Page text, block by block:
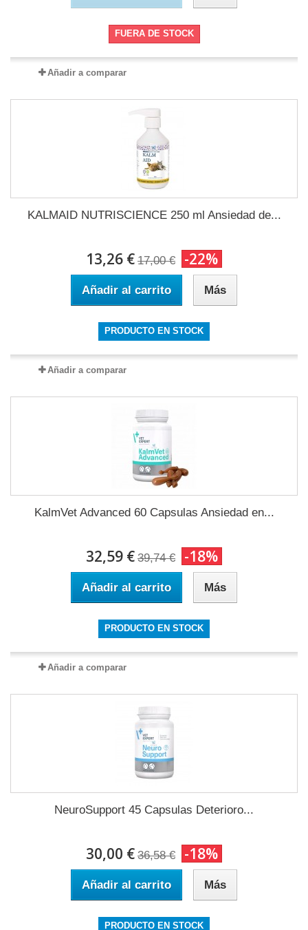
FUERA DE STOCK
Añadir a comparar
KALMAID NUTRISCIENCE 250 ml Ansiedad de...
13,26 € 17,00 € -22%
Añadir al carrito Más
PRODUCTO EN STOCK
Añadir a comparar
KalmVet Advanced 60 Capsulas Ansiedad en...
32,59 € 39,74 € -18%
Añadir al carrito Más
PRODUCTO EN STOCK
Añadir a comparar
NeuroSupport 45 Capsulas Deterioro...
30,00 € 36,58 € -18%
Añadir al carrito Más
PRODUCTO EN STOCK